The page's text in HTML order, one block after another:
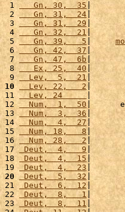
1
   Gn, 30,  35
2
   Gn, 31,  24
|
3
   Gn, 31,  29
4
   Gn, 32,  21
5
   Gn, 39,   5
|
6
   Gn, 42,  37
|
7
   Gn, 47,  6b
8
   Ex, 25,  40
9
  Lev,  5,  21
10
  Lev, 22,   2
|
11
  Lev, 24
|
12
  Num,  1,  50
|
13
  Num,  3,  36
|
14
  Num,  4,  27
|
15
  Num, 18,   8
16
  Num, 28,   2
|
17 Deut,  4,   9 |
18 Deut,  4,  15
19 Deut,  4,  23
20
Deut,  5,  32
21
Deut,  6,  12
22
Deut,  8,   1
23 Deut,  8,  11